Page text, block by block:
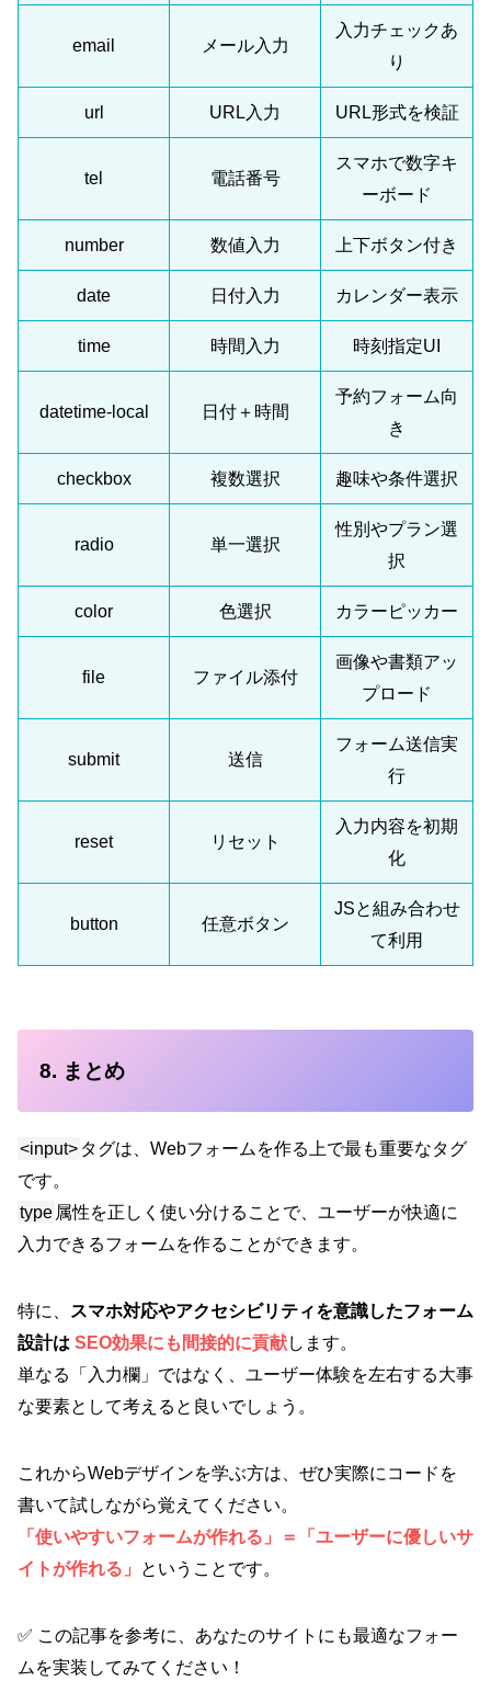
email メール入力
入力チェックあ
り
url URL入力 URL形式を検証
tel 電話番号
スマホで数字キ
ーボード
number 数値入力 上下ボタン付き
date 日付入力 カレンダー表示
time 時間入力 時刻指定UI
datetime-local 日付＋時間
予約フォーム向
き
checkbox 複数選択 趣味や条件選択
radio 単一選択
性別やプラン選
択
color 色選択 カラーピッカー
file ファイル添付
画像や書類アッ
プロード
submit 送信
フォーム送信実
行
reset リセット
入力内容を初期
化
button 任意ボタン
JSと組み合わせ
て利用
8. まとめ
<input> タグは、Webフォームを作る上で最も重要なタグ
です。
type 属性を正しく使い分けることで、ユーザーが快適に
入力できるフォームを作ることができます。
特に、
スマホ対応やアクセシビリティを意識したフォーム
設計は SEO効果にも間接的に貢献します。
単なる「入力欄」ではなく、ユーザー体験を左右する大事
な要素として考えると良いでしょう。
これからWebデザインを学ぶ方は、ぜひ実際にコードを
書いて試しながら覚えてください。
「使いやすいフォームが作れる」＝「ユーザーに優しいサ
イトが作れる」
ということです。
✅ この記事を参考に、あなたのサイトにも最適なフォー
ムを実装してみてください！